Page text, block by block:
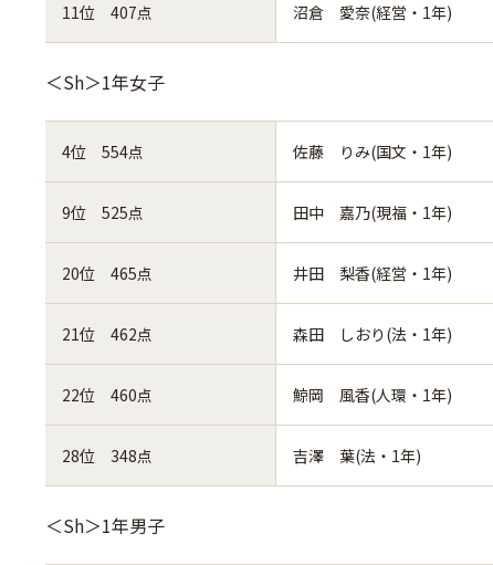
11位 407点 沼倉 愛奈(経営・1年)
＜Sh＞1年女子
4位 554点 佐藤 りみ(国文・1年)
9位 525点 田中 嘉乃(現福・1年)
20位 465点 井田 梨香(経営・1年)
21位 462点 森田 しおり(法・1年)
22位 460点 鯨岡 風香(人環・1年)
28位 348点 吉澤 葉(法・1年)
＜Sh＞1年男子